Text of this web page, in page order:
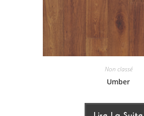
Non classé
Umber